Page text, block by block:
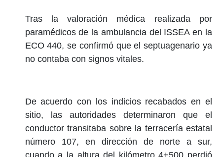
Tras la valoración médica realizada por
paramédicos de la ambulancia del ISSEA en la
ECO 440, se confirmó que el septuagenario ya
no contaba con signos vitales.
De acuerdo con los indicios recabados en el
sitio, las autoridades determinaron que el
conductor transitaba sobre la terracería estatal
número 107, en dirección de norte a sur,
cuando a la altura del kilómetro 4+500 perdió